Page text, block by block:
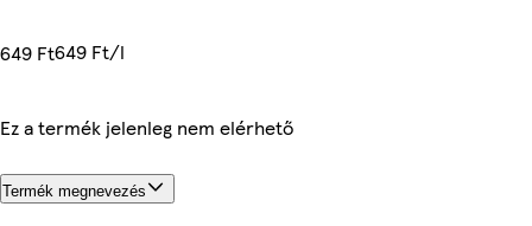
649 Ft649 Ft/l
Ez a termék jelenleg nem elérhető
Termék megnevezés